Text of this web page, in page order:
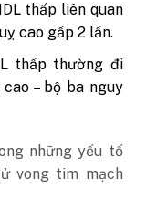
thấp liên quan
cao gấp 2 lần.
thấp thường đi
– bộ ba nguy
những yếu tố
vong tim mạch